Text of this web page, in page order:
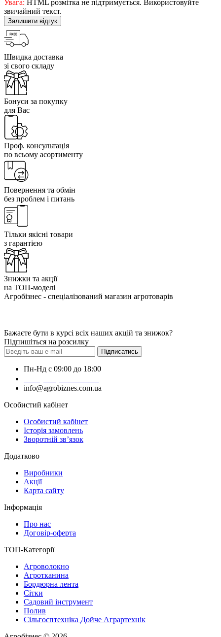
Увага: HTML розмітка не підтримується. Використовуйте
звичайний текст.
Залишити відгук
Швидка доставка
зі свого складу
Бонуси за покупку
для Вас
Проф. консультація
по всьому асортименту
Повернення та обмін
без проблем і питань
Тільки якісні товари
з гарантією
Знижки та акції
на ТОП-моделі
Агробізнес - спеціалізований магазин агротоварів
Бажаєте бути в курсі всіх наших акцій та знижок?
Підпишіться на розсилку
Підписатись
Пн-Нд с 09:00 до 18:00
info@agrobiznes.com.ua
Особистий кабінет
Особистий кабінет
Історія замовлень
Зворотній зв’язок
Додатково
Виробники
Акції
Карта сайту
Інформація
Про нас
Договір-оферта
ТОП-Категорії
Агроволокно
Агротканина
Бордюрна лента
Сітки
Садовий інструмент
Полив
Сільгосптехніка Дойче Аграртехнік